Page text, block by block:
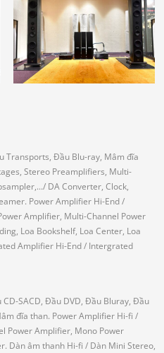
Transports, Đầu Blu-ray, Mâm đĩa
Stereo Preamplifiers, Multi-
/ DA Converter, Clock,
Power Amplifier Hi-End/
Amplifier, Multi-Channel Power
Loa Bookshelf, Loa Center, Loa
Amplifier Hi-End/ Intergrated
SACD, Đầu DVD, Đầu Bluray, Đầu
đĩa than. Power Amplifier Hi-fi /
Power Amplifier, Mono Power
Dàn âm thanh Hi-fi / Dàn Mini Stereo,